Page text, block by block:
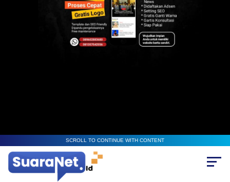
SCROLL TO CONTINUE WITH CONTENT